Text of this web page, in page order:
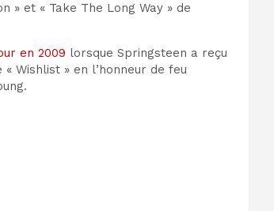
» et « Take The Long Way » de
en 2009 lorsque Springsteen a reçu
Wishlist » en l’honneur de feu